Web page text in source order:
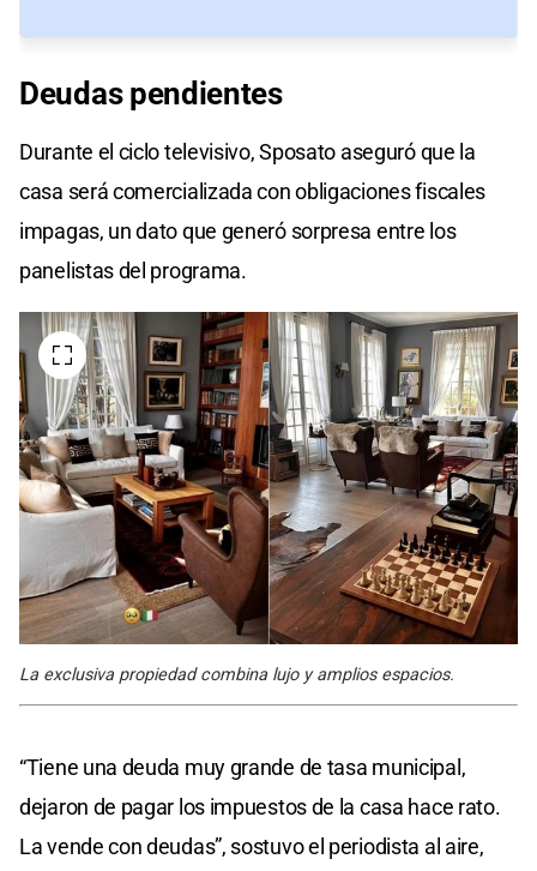
Deudas pendientes
Durante el ciclo televisivo, Sposato aseguró que la
casa será comercializada con obligaciones fiscales
impagas, un dato que generó sorpresa entre los
panelistas del programa.
La exclusiva propiedad combina lujo y amplios espacios.
“Tiene una deuda muy grande de tasa municipal,
dejaron de pagar los impuestos de la casa hace rato.
La vende con deudas”, sostuvo el periodista al aire,